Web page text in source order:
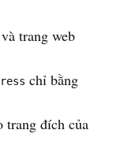
trang web
chỉ bằng
trang đích của